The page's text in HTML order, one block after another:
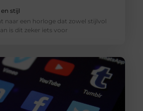
stijl
naar een horloge dat zowel stijlvol
is dit zeker iets voor